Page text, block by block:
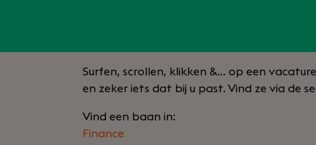
Surfen, scrollen, klikken &… op een
en zeker iets dat bij u past. Vind ze via de
Vind een baan in:
Finance